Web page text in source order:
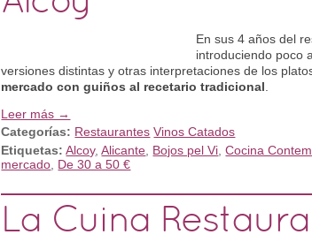
En sus 4 años del
introduciendo poco
versiones distintas y otras interpretaciones de los
mercado con guiños al recetario tradicional
Leer más →
Categorías: Restaurantes Vinos Catados
Etiquetas: Alcoy,Alicante Bojos pel Vi ,Cocina
mercado De 30 a 50 €
La Cuina